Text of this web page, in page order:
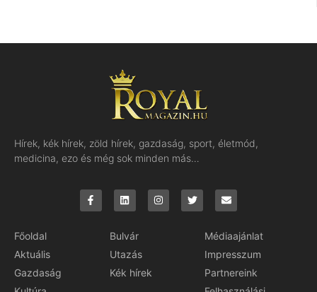
Hírek, kék hírek, zöld hírek, gazdaság, sport, életmód,
medicina, ezo és még sok minden más…
Főoldal
Aktuális
Gazdaság
Bulvár
Utazás
Kék hírek
Médiaajánlat
Impresszum
Partnereink